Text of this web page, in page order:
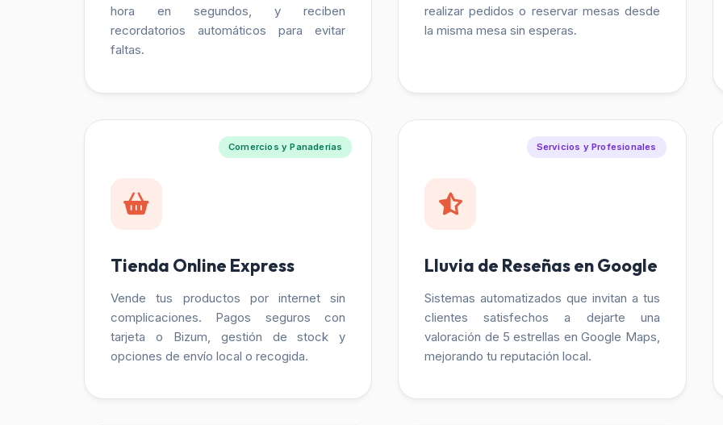
hora en segundos, y reciben
recordatorios automáticos para evitar
faltas.
realizar pedidos o reservar mesas desde
la misma mesa sin esperas.
Comercios y Panaderías
Tienda Online Express
Vende tus productos por internet sin
complicaciones. Pagos seguros con
tarjeta o Bizum, gestión de stock y
opciones de envío local o recogida.
Servicios y Profesionales
Lluvia de Reseñas en Google
Sistemas automatizados que invitan a tus
clientes satisfechos a dejarte una
valoración de 5 estrellas en Google Maps,
mejorando tu reputación local.